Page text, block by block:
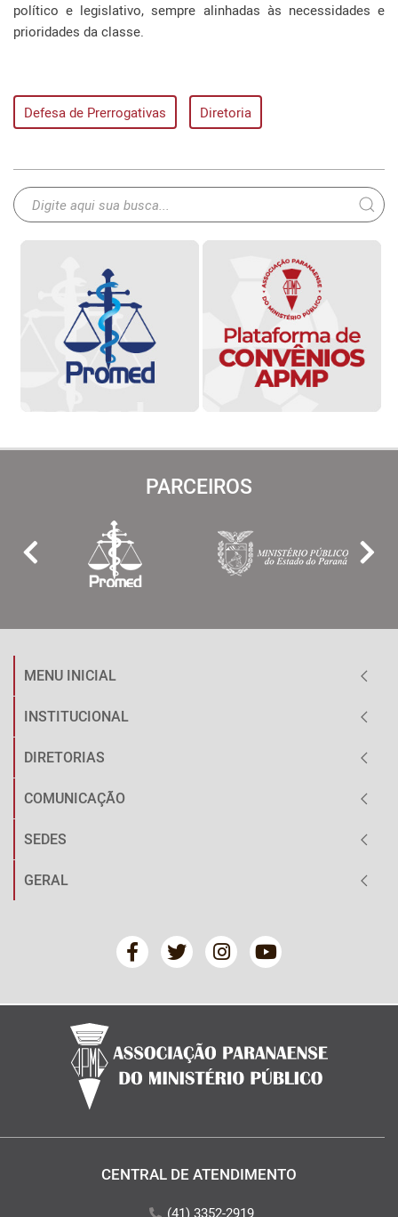
político e legislativo, sempre alinhadas às necessidades e
prioridades da classe.
Defesa de Prerrogativas Diretoria
PARCEIROS
MENU INICIAL
INSTITUCIONAL
DIRETORIAS
COMUNICAÇÃO
SEDES
GERAL
CENTRAL DE ATENDIMENTO
(41) 3352-2919